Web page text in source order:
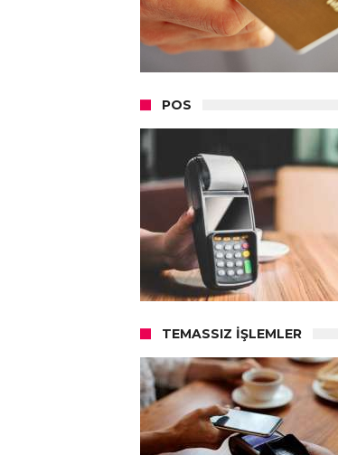
POS
TEMASSIZ İŞLEMLER